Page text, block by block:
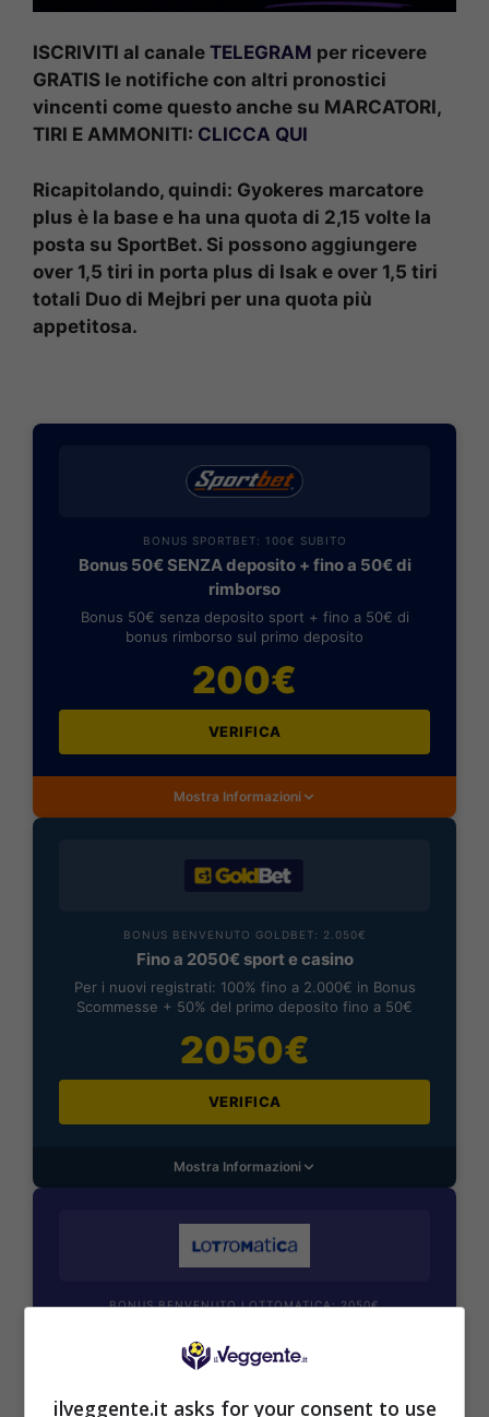
ISCRIVITI al canale TELEGRAM per ricevere
GRATIS le notifiche con altri pronostici
vincenti come questo anche su MARCATORI,
TIRI E AMMONITI: CLICCA QUI
Ricapitolando, quindi: Gyokeres marcatore
plus è la base e ha una quota di 2,15 volte la
posta su SportBet. Si possono aggiungere
over 1,5 tiri in porta plus di Isak e over 1,5 tiri
totali Duo di Mejbri per una quota più
appetitosa.
BONUS SPORTBET: 100€ SUBITO
Bonus 50€ SENZA deposito + fino a 50€ di
rimborso
Bonus 50€ senza deposito sport + fino a 50€ di
bonus rimborso sul primo deposito
200€
VERIFICA
Mostra Informazioni
BONUS BENVENUTO GOLDBET: 2.050€
Fino a 2050€ sport e casino
Per i nuovi registrati: 100% fino a 2.000€ in Bonus
Scommesse + 50% del primo deposito fino a 50€
2050€
VERIFICA
Mostra Informazioni
BONUS BENVENUTO LOTTOMATICA: 2050€
Per i nuovi utenti della piattaforma: 100% fino a 50€ in
ilveggente.it asks for your consent to use